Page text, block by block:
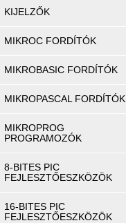
KIJELZŐK
MIKROC FORDÍTÓK
MIKROBASIC FORDÍTÓK
MIKROPASCAL FORDÍTÓK
MIKROPROG
PROGRAMOZÓK
8-BITES PIC
FEJLESZTŐESZKÖZÖK
16-BITES PIC
FEJLESZTŐESZKÖZÖK